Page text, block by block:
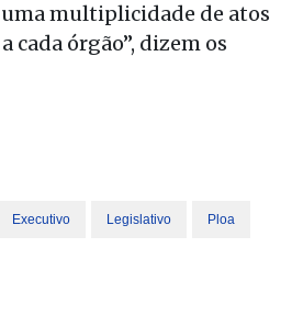
multiplicidade de atos
cada órgão”, dizem os
Executivo Legislativo Ploa